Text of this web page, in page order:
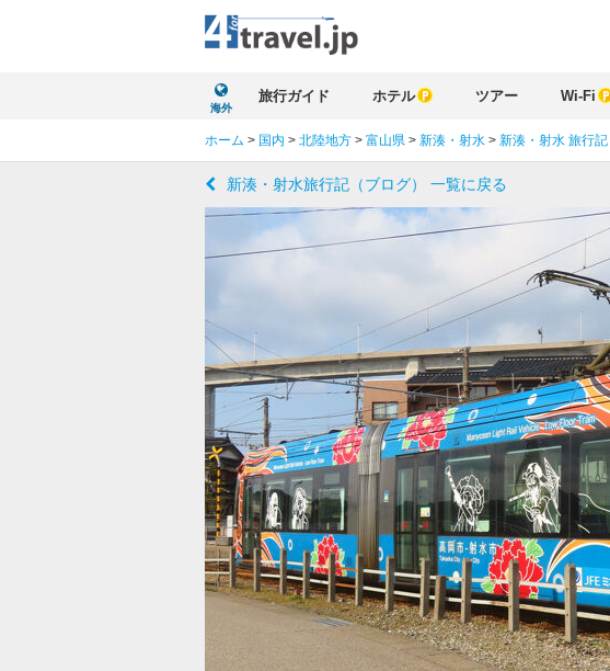
海外
旅行ガイド ホテル ツアー Wi-Fi
ホーム > 国内 > 北陸地方 > 富山県 > 新湊・射水 > 新湊・射水 旅行記
新湊・射水旅行記（ブログ） 一覧に戻る